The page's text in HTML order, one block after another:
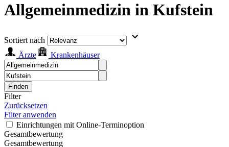
Allgemeinmedizin in Kufstein
Sortiert nach
Ärzte
Krankenhäuser
Finden
Filter
Zurücksetzen
Filter anwenden
Einrichtungen mit Online-Terminoption
Gesamtbewertung
Gesamtbewertung